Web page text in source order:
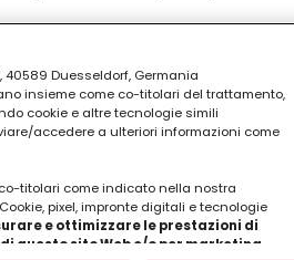
40589 Duesseldorf, Germania
insieme come co-titolari del trattamento,
cookie e altre tecnologie simili
accedere a ulteriori informazioni come
titolari come indicato nella nostra
pixel, impronte digitali e tecnologie
e ottimizzare le prestazioni di
questo sito Web e/o per marketing